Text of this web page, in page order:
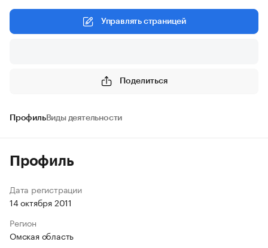
Управлять страницей
Поделиться
ПрофильВиды деятельности
Профиль
Дата регистрации
14 октября 2011
Регион
Омская область